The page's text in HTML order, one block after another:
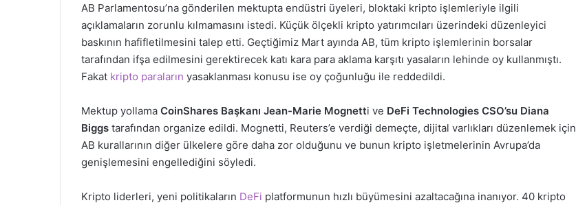
AB Parlamentosu’na gönderilen mektupta endüstri üyeleri, bloktaki kripto işlemleriyle ilgili
açıklamaların zorunlu kılmamasını istedi. Küçük ölçekli kripto yatırımcıları üzerindeki düzenleyici
baskının hafifletilmesini talep etti. Geçtiğimiz Mart ayında AB, tüm kripto işlemlerinin borsalar
tarafından ifşa edilmesini gerektirecek katı kara para aklama karşıtı yasaların lehinde oy kullanmıştı.
Fakat kripto paraların yasaklanması konusu ise oy çoğunluğu ile reddedildi.
Mektup yollama CoinShares Başkanı Jean-Marie Mognetti ve DeFi Technologies CSO’su Diana
Biggs tarafından organize edildi. Mognetti, Reuters’e verdiği demeçte, dijital varlıkları düzenlemek için
AB kurallarının diğer ülkelere göre daha zor olduğunu ve bunun kripto işletmelerinin Avrupa’da
genişlemesini engellediğini söyledi.
Kripto liderleri, yeni politikaların DeFi platformunun hızlı büyümesini azaltacağına inanıyor. 40 kripto